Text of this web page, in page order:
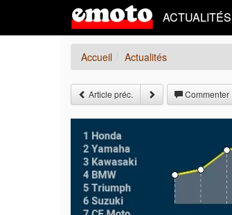
ACTUALITÉS
Accueil Actualités
Article préc. Commenter